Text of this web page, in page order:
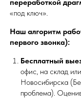
переработкой
«под ключ».
Наш алгоритм
первого звонка):
Бесплатный
офис, на склад
Новосибирска
проблема).